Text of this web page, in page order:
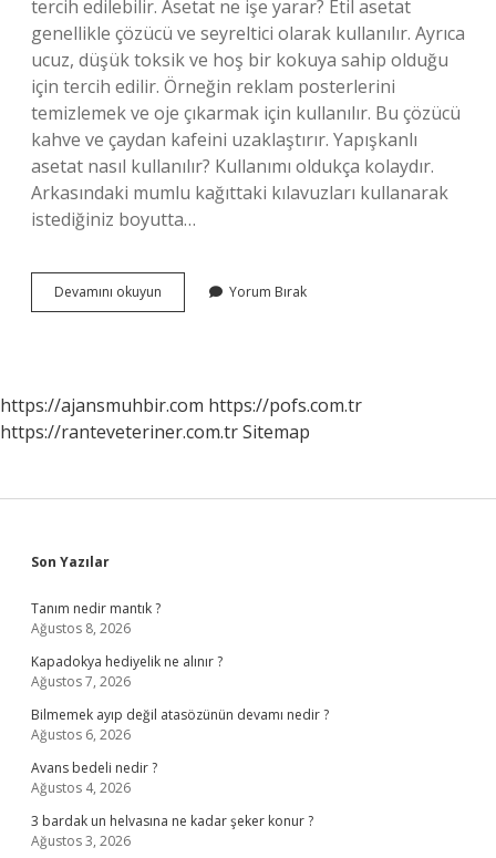
tercih edilebilir. Asetat ne işe yarar? Etil asetat
genellikle çözücü ve seyreltici olarak kullanılır. Ayrıca
ucuz, düşük toksik ve hoş bir kokuya sahip olduğu
için tercih edilir. Örneğin reklam posterlerini
temizlemek ve oje çıkarmak için kullanılır. Bu çözücü
kahve ve çaydan kafeini uzaklaştırır. Yapışkanlı
asetat nasıl kullanılır? Kullanımı oldukça kolaydır.
Arkasındaki mumlu kağıttaki kılavuzları kullanarak
istediğiniz boyutta…
Devamını okuyun
Ile
Yorum Bırak
https://ajansmuhbir.com https://pofs.com.tr
https://ranteveteriner.com.trSitemap
Sidebar
Son Yazılar
Tanım nedir mantık ?
Ağustos 8, 2026
Kapadokya hediyelik ne alınır ?
Ağustos 7, 2026
Bilmemek ayıp değil atasözünün devamı nedir ?
Ağustos 6, 2026
Avans bedeli nedir ?
Ağustos 4, 2026
3 bardak un helvasına ne kadar şeker konur ?
Ağustos 3, 2026